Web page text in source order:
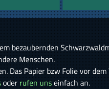
bezaubernden
Menschen.
Das Papier bzw Folie vor
oder rufen unseinfach an.